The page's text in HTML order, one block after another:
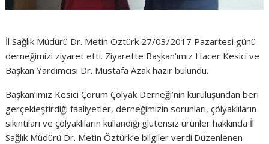
İl Sağlık Müdürü Dr. Metin Öztürk 27/03/2017 Pazartesi günü
derneğimizi ziyaret etti. Ziyarette Başkan’ımız Hacer Kesici ve
Başkan Yardımcısı Dr. Mustafa Azak hazır bulundu.
Başkan’ımız Kesici Çorum Çölyak Derneği’nin kuruluşundan beri
gerçekleştirdiği faaliyetler, derneğimizin sorunları, çölyaklıların
sıkıntıları ve çölyaklıların kullandığı glutensiz ürünler hakkında İl
Sağlık Müdürü Dr. Metin Öztürk’e bilgiler verdi.Düzenlenen